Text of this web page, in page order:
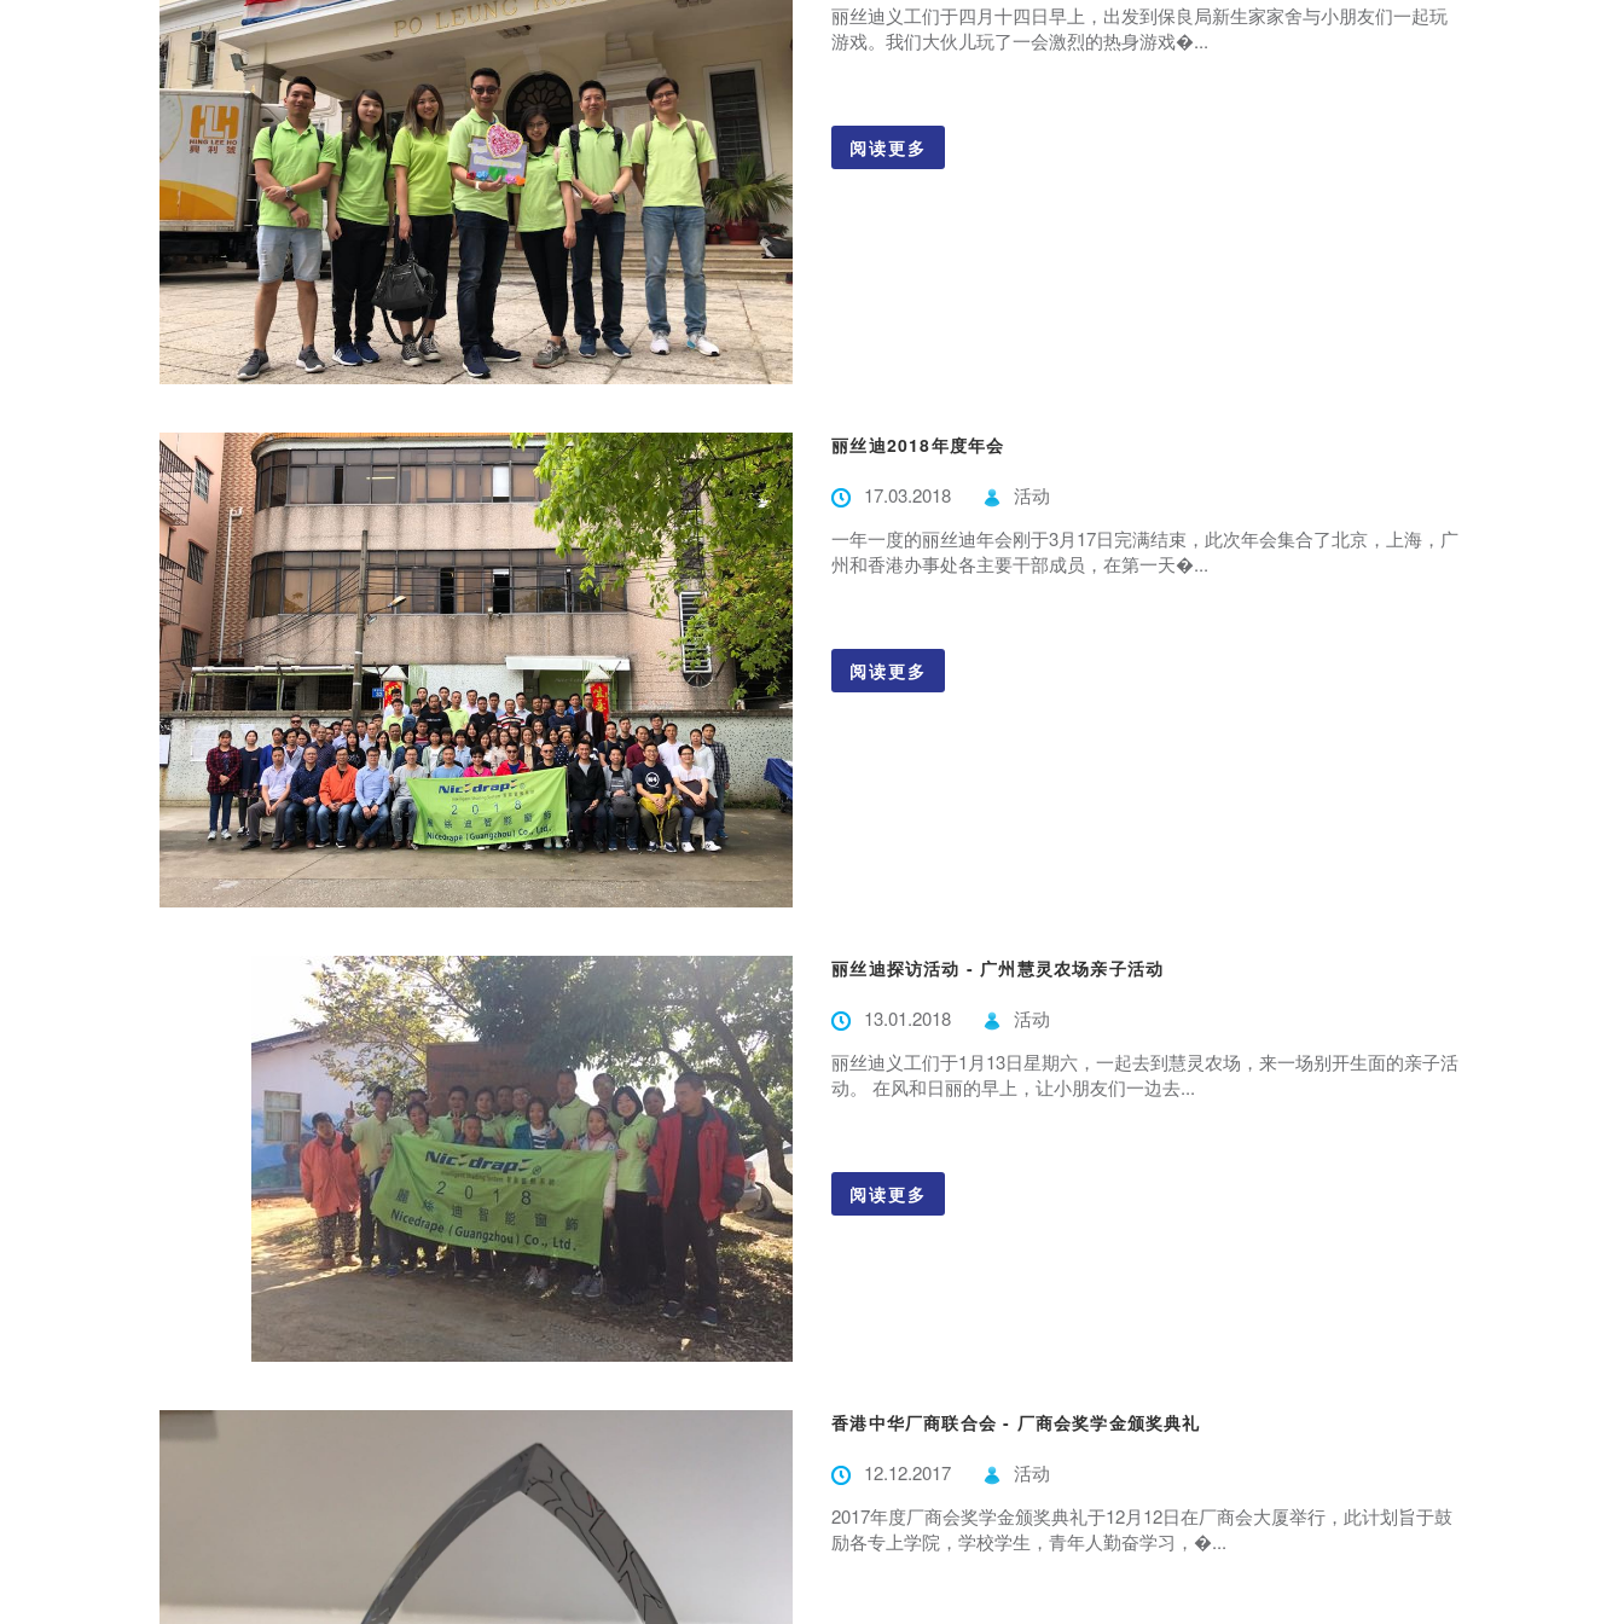
丽丝迪义工们于四月十四日早上，出发到保良局新生家家舍与小朋友们一起玩
游戏。我们大伙儿玩了一会激烈的热身游戏�...
阅读更多
丽丝迪2018年度年会
17.03.2018
活动
一年一度的丽丝迪年会刚于3月17日完满结束，此次年会集合了北京，上海，广
州和香港办事处各主要干部成员，在第一天�...
阅读更多
丽丝迪探访活动 - 广州慧灵农场亲子活动
13.01.2018
活动
丽丝迪义工们于1月13日星期六，一起去到慧灵农场，来一场别开生面的亲子活
动。 在风和日丽的早上，让小朋友们一边去...
阅读更多
香港中华厂商联合会 - 厂商会奖学金颁奖典礼
12.12.2017
活动
2017年度厂商会奖学金颁奖典礼于12月12日在厂商会大厦举行，此计划旨于鼓
励各专上学院，学校学生，青年人勤奋学习，�...